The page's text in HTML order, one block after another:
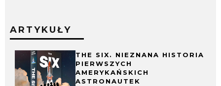
ARTYKUŁY
THE SIX. NIEZNANA HISTORIA
PIERWSZYCH
AMERYKAŃSKICH
ASTRONAUTEK